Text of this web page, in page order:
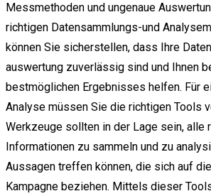
Messmethoden und ungenaue
richtigen Datensammlungs-und
können Sie sicherstellen, dass Ihre
auswertung zuverlässig sind und Ihnen
bestmöglichen Ergebnisses helfen. Für
Analyse müssen Sie die richtigen Tools
Werkzeuge sollten in der Lage sein, alle
Informationen zu sammeln und zu
Aussagen treffen können, die sich auf
Kampagne beziehen. Mittels dieser